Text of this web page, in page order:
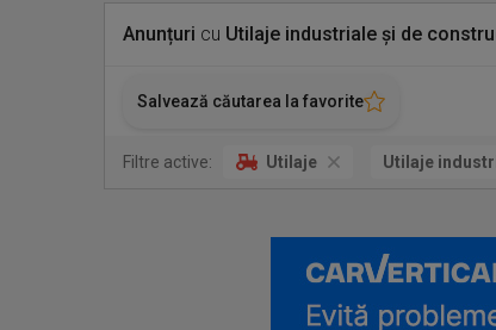
Anunțuri cu Utilaje industriale și de
Salvează căutarea la favorite
Filtre active: Utilaje Utilaje